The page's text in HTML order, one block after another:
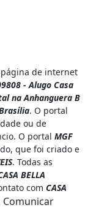
de internet
- Alugo Casa
na Anhanguera B
. O portal
ou de
O portal MGF
que foi criado e
. Todas as
BELLA
com CASA
Comunicar